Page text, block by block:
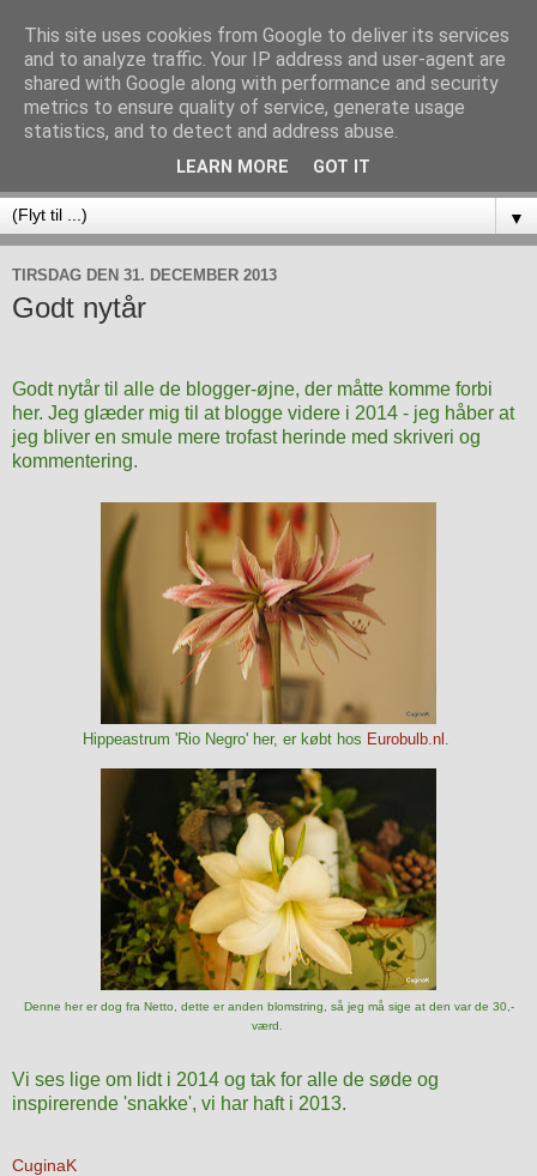
▼
TIRSDAG DEN 31. DECEMBER 2013
Godt nytår
Godt nytår til alle de blogger-øjne, der måtte komme forbi
her. Jeg glæder mig til at blogge videre i 2014 - jeg håber at
jeg bliver en smule mere trofast herinde med skriveri og
kommentering.
Hippeastrum 'Rio Negro' her, er købt hos Eurobulb.nl .
Denne her er dog fra Netto, dette er anden blomstring, så jeg må sige at den var de 30,-
værd.
Vi ses lige om lidt i 2014 og tak for alle de søde og
inspirerende 'snakke', vi har haft i 2013.
CuginaK
This site uses cookies from Google to deliver its services
and to analyze traffic. Your IP address and user-agent are
shared with Google along with performance and security
metrics to ensure quality of service, generate usage
statistics, and to detect and address abuse.
LEARN MORE GOT IT